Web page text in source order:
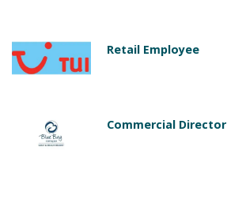
Retail Employee
Commercial Director